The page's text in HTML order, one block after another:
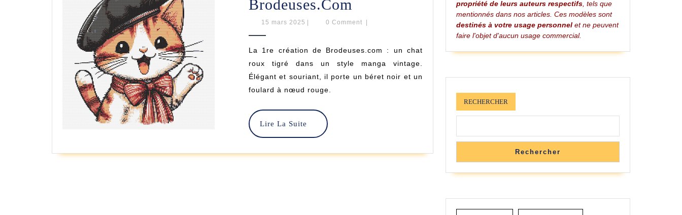
Brodeuses.com
Chat
–
Brodeuses.com
15 mars 2025 15
0 Comment
La 1re création de Brodeuses.com : un chat
roux tigré dans un style manga vintage.
Élégant et souriant, il porte un béret noir et un
foulard à nœud rouge.
Lire La Suite
Lire
La
propriété de leurs auteurs respectifs, tels que
mentionnés dans nos articles. Ces modèles sont
destinés à votre usage personnel et ne peuvent
faire l'objet d'aucun usage commercial.
RECHERCHER
Rechercher